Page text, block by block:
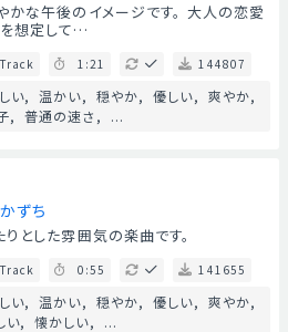
かな午後のイメージです。 大人の恋愛
想定して…
1:21 144807
い 温かい 穏やか 優しい
爽やか
普通の速さ ...
かずち
りとした雰囲気の楽曲です。
0:55 141655
い 温かい 穏やか 優しい
爽やか
い 懐かしい ...